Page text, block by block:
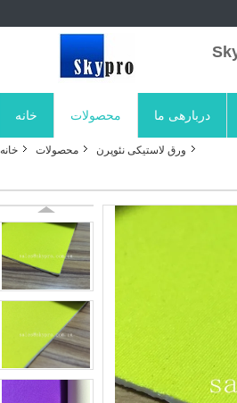
خانه محصولات دربارهی ما
خانه محصولات ورق لاستیکی نئوپرن